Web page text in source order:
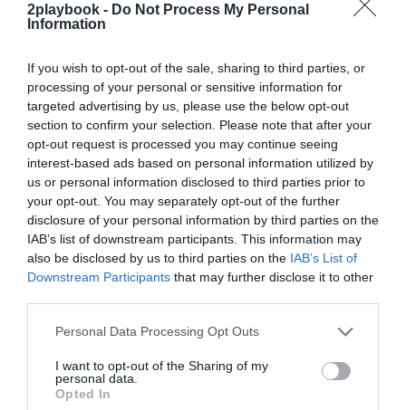
2playbook - Do Not Process My Personal
Information
If you wish to opt-out of the sale, sharing to third parties, or
processing of your personal or sensitive information for
targeted advertising by us, please use the below opt-out
section to confirm your selection. Please note that after your
opt-out request is processed you may continue seeing
interest-based ads based on personal information utilized by
us or personal information disclosed to third parties prior to
your opt-out. You may separately opt-out of the further
disclosure of your personal information by third parties on the
IAB’s list of downstream participants. This information may
also be disclosed by us to third parties on the IAB’s List of
Downstream Participants that may further disclose it to other
Personal Data Processing Opt Outs
I want to opt-out of the Sharing of my
personal data.
Opted In
Selección Española de rugby y los Classic All Blacks -
no ser una competición deportiva,Madrid acogerá
también el Congreso Mundial del Deporte entre el 30
de septiembre al 2 de octubre.
Entre los eventos históricos, se correrán el Maratón
Popular de Madrid, el Medio Maratón Villa de Madrid o
la San Silvestre Vallecana; se disputará el Mutua
Madrid Open de tenis; y se rodará por Madrid durante
la última etapa de La Vuelta.
El Área de Turismo de la ciudad ha destinadoen
los dos últimos años un total de 18,2 millones de
euros al patrocinio de grandes competiciones
en la
región como apuesta para seguir captando su atención
y generar nuevo negocio a través de la llegada de
aficionados y la exposición mediática de la ciudad.
de forma gratuita
Mantente informado con las últimas noticias de actualidad.